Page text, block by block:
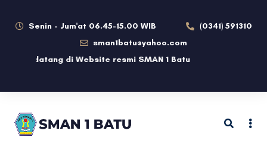
Senin - Jum'at 06.45-15.00 WIB
(0341) 591310
sman1batu@yahoo.com
datang di Website resmi SMAN 1 Batu